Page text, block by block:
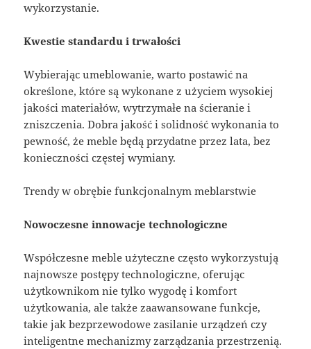
wykorzystanie.
Kwestie standardu i trwałości
Wybierając umeblowanie, warto postawić na
określone, które są wykonane z użyciem wysokiej
jakości materiałów, wytrzymałe na ścieranie i
zniszczenia. Dobra jakość i solidność wykonania to
pewność, że meble będą przydatne przez lata, bez
konieczności częstej wymiany.
Trendy w obrębie funkcjonalnym meblarstwie
Nowoczesne innowacje technologiczne
Współczesne meble użyteczne często wykorzystują
najnowsze postępy technologiczne, oferując
użytkownikom nie tylko wygodę i komfort
użytkowania, ale także zaawansowane funkcje,
takie jak bezprzewodowe zasilanie urządzeń czy
inteligentne mechanizmy zarządzania przestrzenią.